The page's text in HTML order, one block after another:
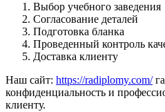
Выбор учебного заведения
Согласование деталей
Подготовка бланка
Проведенный контроль
Доставка клиенту
Наш сайт: https://radiplomy.com/
конфиденциальность и
клиенту.